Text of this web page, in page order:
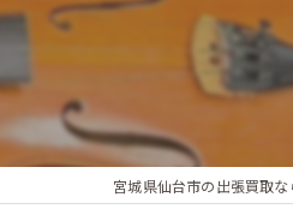
宮城県仙台市の出張買取